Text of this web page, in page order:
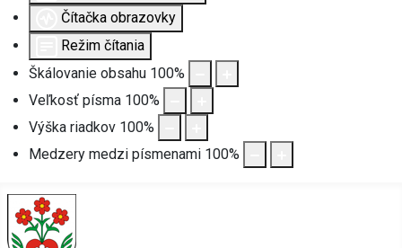
Čítačka obrazovky
Režim čítania
Škálovanie obsahu 100%
Veľkosť písma 100%
Výška riadkov 100%
Medzery medzi písmenami 100%